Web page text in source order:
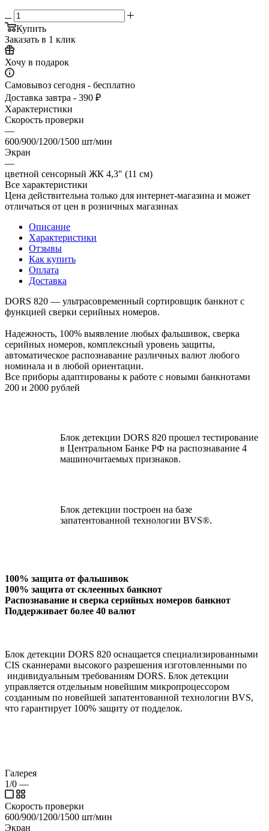
Купить
Заказать в 1 клик
Хочу в подарок
Самовывоз сегодня - бесплатно
Доставка завтра - 390 ₽
Характеристики
Скорость проверки
—
600/900/1200/1500 шт/мин
Экран
—
цветной сенсорный ЖК 4,3″ (11 см)
Все характеристики
Цена действительна только для интернет-магазина и может
отличаться от цен в розничных магазинах
Описание
Характеристики
Отзывы
Как купить
Оплата
Доставка
DORS 820 — ультрасовременный сортировщик банкнот с
функцией сверки серийных номеров.
Надежность, 100% выявление любых фальшивок, сверка
серийных номеров, комплексный уровень защиты,
автоматическое распознавание различных валют любого
номинала и в любой ориентации.
Все приборы адаптированы к работе с новыми банкнотами
200 и 2000 рублей
Блок детекции DORS 820 прошел тестирование
в Центральном Банке РФ на распознавание 4
машиночитаемых признаков.
Блок детекции построен на базе
запатентованной технологии BVS®.
100% защита от фальшивок
100% защита от склеенных банкнот
Распознавание и сверка серийных номеров банкнот
Поддерживает более 40 валют
Блок детекции DORS 820 оснащается специализированными
CIS сканнерами высокого разрешения изготовленными по
индивидуальным требованиям DORS. Блок детекции
управляется отдельным новейшим микропроцессором
созданным по новейшей запатентованной технологии BVS,
что гарантирует 100% защиту от подделок.
Галерея
1/0 —
Скорость проверки
600/900/1200/1500 шт/мин
Экран